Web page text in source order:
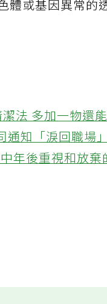
體或基因異常的
法 多加一物還
知「淚回職場
年後重視和放棄